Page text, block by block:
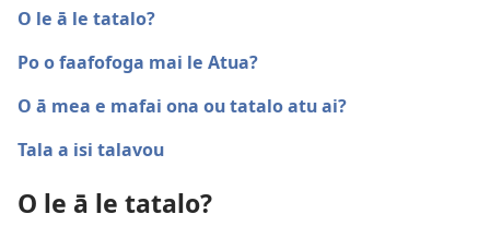
O le ā le tatalo?
Po o faafofoga mai le Atua?
O ā mea e mafai ona ou tatalo atu ai?
Tala a isi talavou
O le ā le tatalo?